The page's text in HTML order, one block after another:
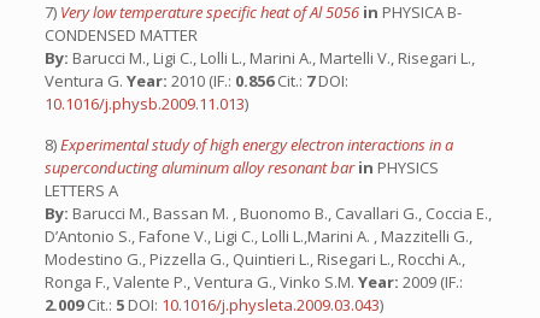
7) Very low temperature specific heat of Al 5056 in PHYSICA B-
CONDENSED MATTER
By: Barucci M., Ligi C., Lolli L., Marini A., Martelli V., Risegari L.,
Ventura G. Year: 2010 (IF.: 0.856Cit.: 7DOI:
10.1016/j.physb.2009.11.013)
8)Experimental study of high energy electron interactions in a
superconducting aluminum alloy resonant barin PHYSICS
LETTERS A
By: Barucci M., Bassan M. , Buonomo B., Cavallari G., Coccia E.,
D’Antonio S., Fafone V., Ligi C., Lolli L.,Marini A. , Mazzitelli G.,
Modestino G., Pizzella G., Quintieri L., Risegari L., Rocchi A.,
Ronga F., Valente P., Ventura G., Vinko S.M. Year: 2009 (IF.:
2.009Cit.: 5 DOI: 10.1016/j.physleta.2009.03.043)